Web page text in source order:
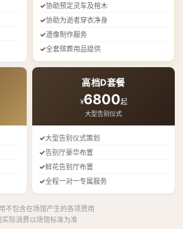
协助预定灵车及棺木
协助为逝者穿衣净身
遗像制作服务
全套殡葬用品提供
高档D套餐
¥6800起
大型告别仪式
大型告别仪式策划
告别厅豪华布置
鲜花告别厅布置
全程一对一专属服务
不包含在场馆产生的各项费用
实际消费以场馆标准为准